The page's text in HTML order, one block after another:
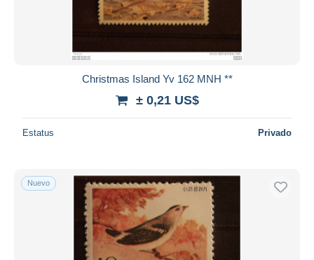
Christmas Island Yv 162 MNH **
± 0,21 US$
Estatus Privado
Nuevo